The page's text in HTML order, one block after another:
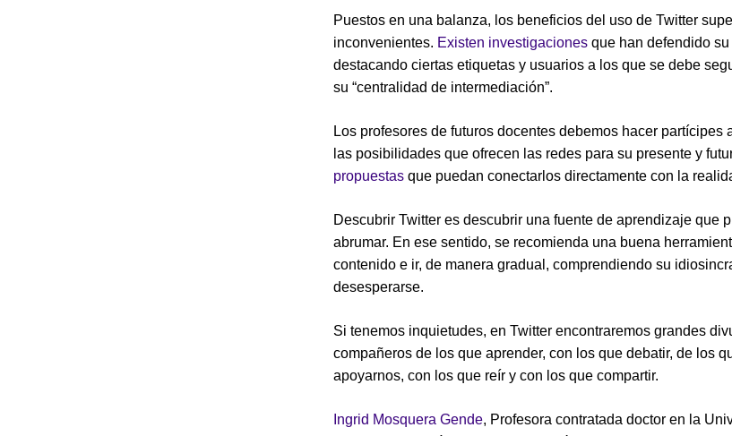
Puestos en una balanza, los beneficios del uso de Twitter
inconvenientes. Existen investigaciones que han defendido
destacando ciertas etiquetas y usuarios a los que se debe
su “centralidad de intermediación”.
Los profesores de futuros docentes debemos hacer partícipes
las posibilidades que ofrecen las redes para su presente y
propuestas que puedan conectarlos directamente con la
Descubrir Twitter es descubrir una fuente de aprendizaje que
abrumar. En ese sentido, se recomienda una buena
contenido e ir, de manera gradual, comprendiendo su
desesperarse.
Si tenemos inquietudes, en Twitter encontraremos grandes
compañeros de los que aprender, con los que debatir, de los
apoyarnos, con los que reír y con los que compartir.
Ingrid Mosquera Gende, Profesora contratada doctor en la